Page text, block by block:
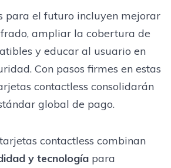
para el futuro incluyen mejorar
ampliar la cobertura de
y educar al usuario en
Con pasos firmes en estas
contactless consolidarán
global de pago.
contactless combinan
y tecnología para